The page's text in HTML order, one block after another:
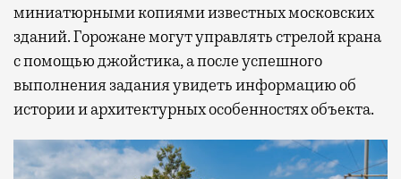
миниатюрными копиями известных московских
зданий. Горожане могут управлять стрелой крана
с помощью джойстика, а после успешного
выполнения задания увидеть информацию об
истории и архитектурных особенностях объекта.